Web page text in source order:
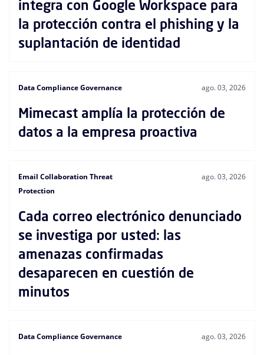
integra con Google Workspace para
la protección contra el phishing y la
suplantación de identidad
Data Compliance Governance ago. 03, 2026
Mimecast amplía la protección de
datos a la empresa proactiva
Email Collaboration Threat
Protection
ago. 03, 2026
Cada correo electrónico denunciado
se investiga por usted: las
amenazas confirmadas
desaparecen en cuestión de
minutos
Data Compliance Governance ago. 03, 2026